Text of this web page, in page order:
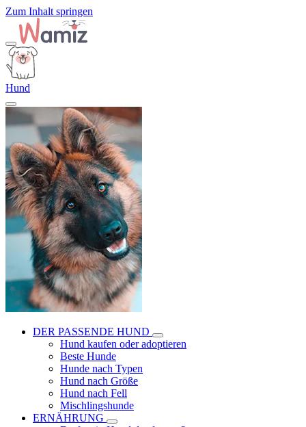
Zum Inhalt springen
Hund
DER PASSENDE HUND
Hund kaufen oder adoptieren
Beste Hunde
Hunde nach Typen
Hund nach Größe
Hund nach Fell
Mischlingshunde
ERNÄHRUNG